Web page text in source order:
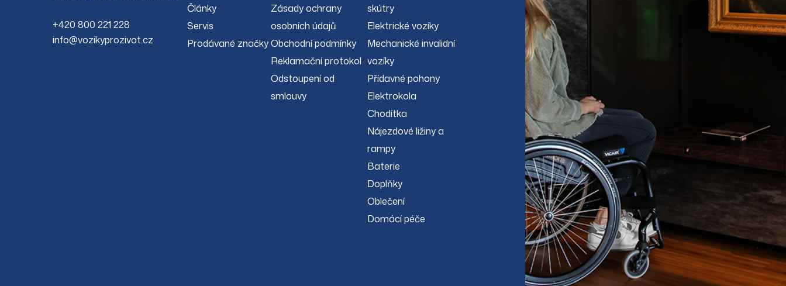
+420 800 221 228
info@vozikyprozivot.cz
Články
Servis
Prodávané značky
Zásady ochrany
osobních údajů
Obchodní podmínky
Reklamační protokol
Odstoupení od
smlouvy
skútry
Elektrické vozíky
Mechanické invalidní
vozíky
Přídavné pohony
Elektrokola
Chodítka
Nájezdové ližiny a
rampy
Baterie
Doplňky
Oblečení
Domácí péče